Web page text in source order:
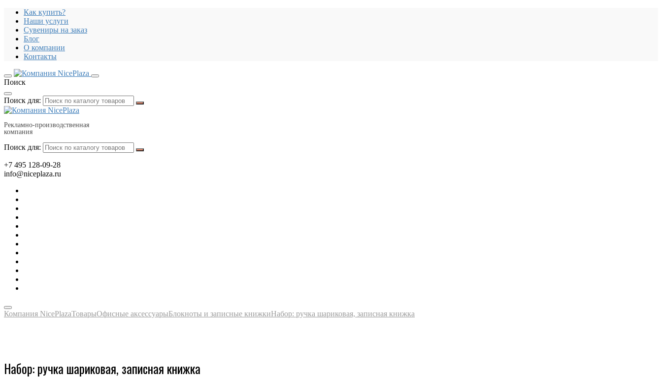
Как купить?
Наши услуги
Сувениры на заказ
Блог
О компании
Контакты
Поиск
Поиск для:
Рекламно-производственная
компания
Поиск для:
+7 495 128-09-28
info@niceplaza.ru
Компания NicePlazaТоварыОфисные аксессуарыБлокноты и записные книжкиНабор: ручка шариковая, записная книжка
Набор: ручка шариковая, записная книжка